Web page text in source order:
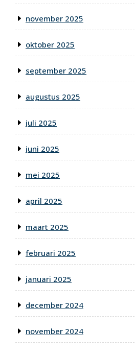
november 2025
oktober 2025
september 2025
augustus 2025
juli 2025
juni 2025
mei 2025
april 2025
maart 2025
februari 2025
januari 2025
december 2024
november 2024